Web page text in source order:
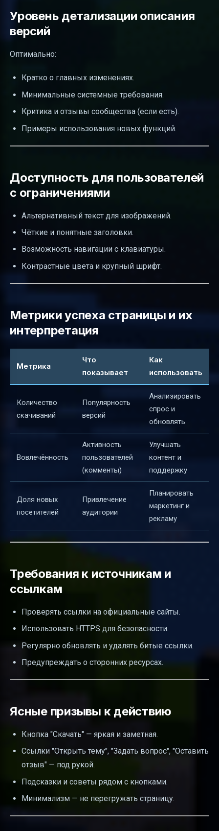
Уровень детализации описания
версий
Оптимально:
Кратко о главных изменениях.
Минимальные системные требования.
Критика и отзывы сообщества (если есть).
Примеры использования новых функций.
Доступность для пользователей
с ограничениями
Альтернативный текст для изображений.
Чёткие и понятные заголовки.
Возможность навигации с клавиатуры.
Контрастные цвета и крупный шрифт.
Метрики успеха страницы и их
интерпретация
Метрика
Что
показывает
Как
использовать
Количество
скачиваний
Популярность
версий
Анализировать
спрос и
обновлять
Вовлечённость
Активность
пользователей
(комменты)
Улучшать
контент и
поддержку
Доля новых
посетителей
Привлечение
аудитории
Планировать
маркетинг и
рекламу
Требования к источникам и
ссылкам
Проверять ссылки на официальные сайты.
Использовать HTTPS для безопасности.
Регулярно обновлять и удалять битые ссылки.
Предупреждать о сторонних ресурсах.
Ясные призывы к действию
Кнопка "Скачать" — яркая и заметная.
Ссылки "Открыть тему", "Задать вопрос", "Оставить
отзыв" — под рукой.
Подсказки и советы рядом с кнопками.
Минимализм — не перегружать страницу.